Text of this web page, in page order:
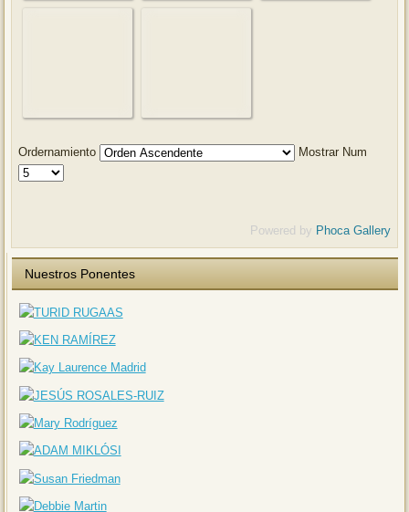
Ordernamiento Mostrar Num
Powered by Phoca Gallery
Nuestros Ponentes